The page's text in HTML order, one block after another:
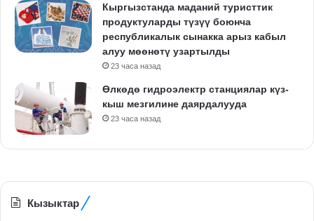
Кыргызстанда маданий туристтик
продуктуларды түзүү боюнча
республикалык сынакка арыз кабыл
алуу мөөнөтү узартылды
23 часа назад
Өлкөдө гидроэлектр станциялар күз-
кыш мезгилине даярдалууда
23 часа назад
Кызыктар